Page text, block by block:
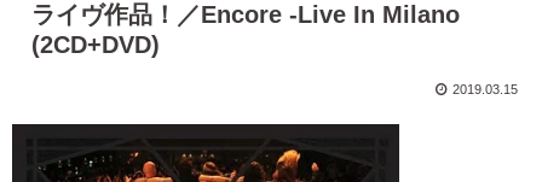
ライヴ作品！／Encore -Live In Milano
(2CD+DVD)
2019.03.15